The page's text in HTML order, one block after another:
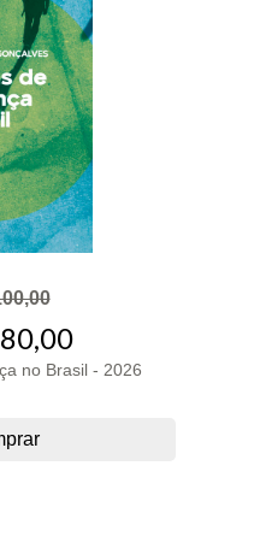
no Brasil - 2026